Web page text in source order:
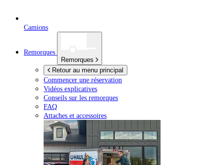
Camions
Remorques
Remorques
Retour au menu principal
Commencer une réservation
Vidéos explicatives
Conseils sur les remorques
FAQ
Attaches et accessoires